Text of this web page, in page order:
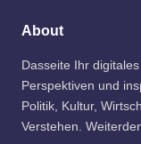
About
Dasseite Ihr
Perspektiven und
Politik, Kultur,
Verstehen.